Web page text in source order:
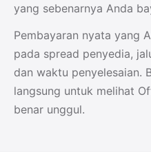
yang sebenarnya Anda
Pembayaran nyata yang
pada spread penyedia,
dan waktu penyelesaian.
langsung untuk melihat
benar unggul.